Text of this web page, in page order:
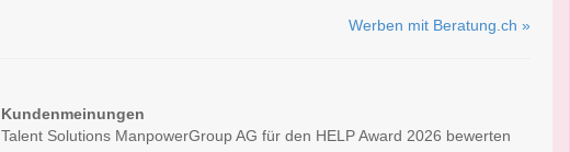
Werben mit Beratung.ch »
Kundenmeinungen
Talent Solutions ManpowerGroup AG für den HELP Award 2026 bewerten